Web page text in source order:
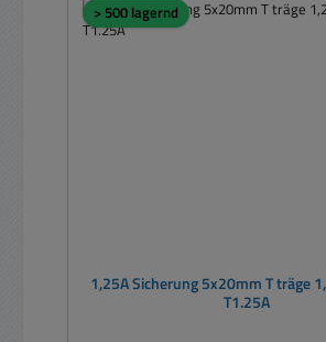
> 500 lagernd
1,25A Sicherung 5x20mm T träge
T1.25A